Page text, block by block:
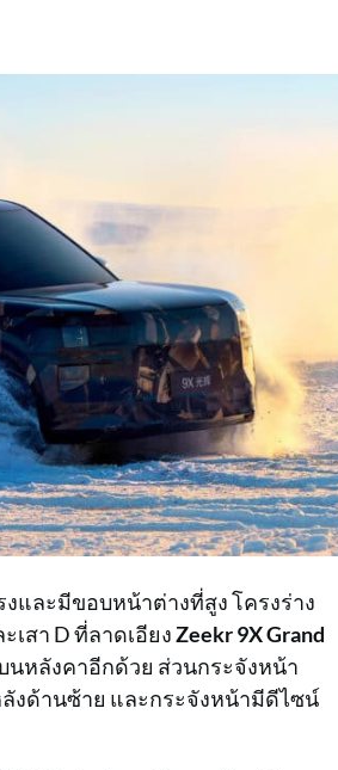
และมีขอบหน้าต่างที่สูง โครงร่าง
สา D ที่ลาดเอียงZeekr 9X Grand
นหลังคาอีกด้วย ส่วนกระจังหน้า
งด้านซ้าย และกระจังหน้ามีดีไซน์